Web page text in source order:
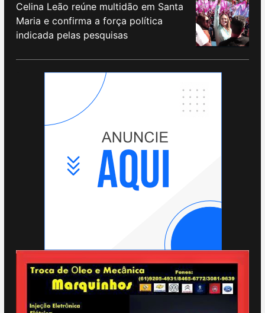
Celina Leão reúne multidão em Santa
Maria e confirma a força política
indicada pelas pesquisas